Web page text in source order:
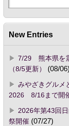
New Entries
7/29 熊本県を
（8/5更新）
(08/06)
みやざきグルメ
2026 8/16まで開
2026年第43回
祭開催(07/27)